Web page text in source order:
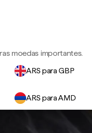
moedas importantes.
ARS para GBP
ARS para AMD